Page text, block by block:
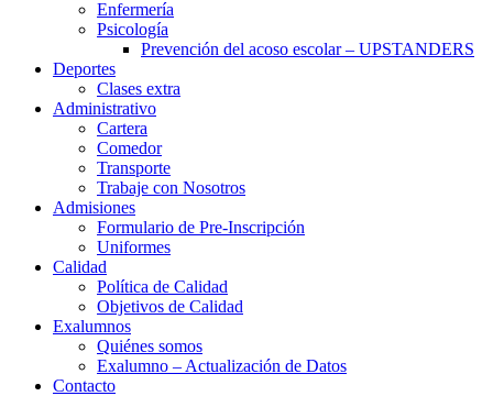
Enfermería
Psicología
Prevención del acoso escolar – UPSTANDERS
Deportes
Clases extra
Administrativo
Cartera
Comedor
Transporte
Trabaje con Nosotros
Admisiones
Formulario de Pre-Inscripción
Uniformes
Calidad
Política de Calidad
Objetivos de Calidad
Exalumnos
Quiénes somos
Exalumno – Actualización de Datos
Contacto